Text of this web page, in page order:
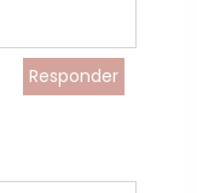
Responder